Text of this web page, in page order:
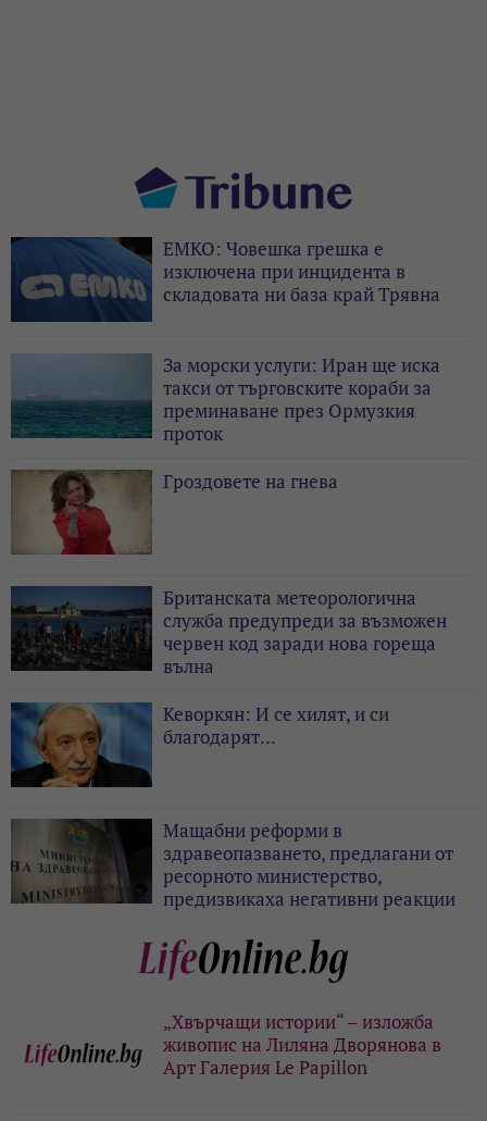
ЕМКО: Човешка грешка е
изключена при инцидента в
складовата ни база край Трявна
За морски услуги: Иран ще иска
такси от търговските кораби за
преминаване през Ормузкия
проток
Гроздовете на гнева
Британската метеорологична
служба предупреди за възможен
червен код заради нова гореща
вълна
Кеворкян: И се хилят, и си
благодарят...
Мащабни реформи в
здравеопазването, предлагани от
ресорното министерство,
предизвикаха негативни реакции
„Хвърчащи истории“ – изложба
живопис на Лиляна Дворянова в
Арт Галерия Le Papillon